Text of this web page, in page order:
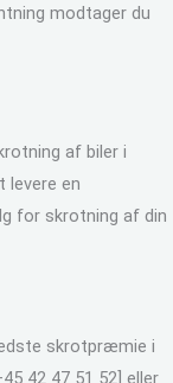
modtager du
af biler i
levere en
for skrotning af din
skrotpræmie i
42 47 51 52] eller